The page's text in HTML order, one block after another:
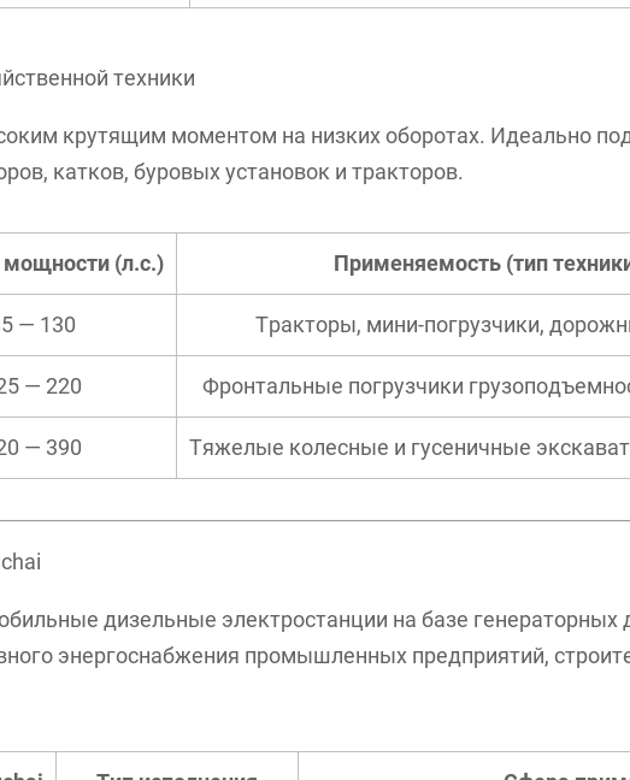
техники
крутящим моментом на низких оборотах. Идеально
катков, буровых установок и тракторов.
(л.с.) Применяемость (тип
— 130 Тракторы, мини-погрузчики,
— 220 Фронтальные погрузчики
— 390 Тяжелые колесные и гусеничные
дизельные электростанции на базе генераторных
энергоснабжения промышленных предприятий,